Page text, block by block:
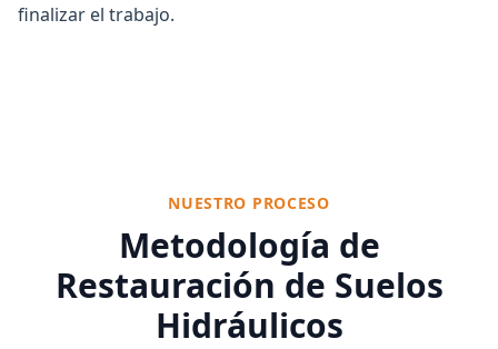
finalizar el trabajo.
NUESTRO PROCESO
Metodología de
Restauración de Suelos
Hidráulicos